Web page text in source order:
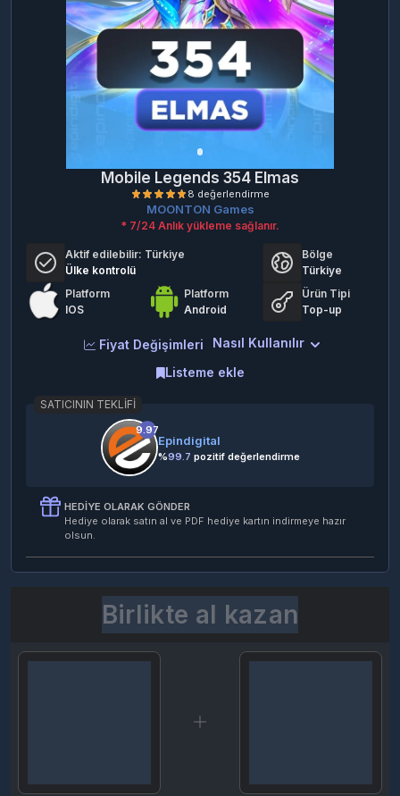
Mobile Legends 354 Elmas
8 değerlendirme
MOONTON Games
* 7/24 Anlık yükleme sağlanır.
Aktif edilebilir: Türkiye
Ülke kontrolü
Bölge
Türkiye
Platform
IOS
Platform
Android
Ürün Tipi
Top-up
Nasıl Kullanılır
Fiyat Değişimleri
Listeme ekle
SATICININ TEKLIFI
9.97
Epindigital
%99.7 pozitif değerlendirme
HEDIYE OLARAK GÖNDER
Hediye olarak satın al ve PDF hediye kartın indirmeye hazır
olsun.
Birlikte al kazan